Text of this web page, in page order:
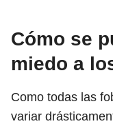
Cómo se
miedo a
Como todas las
variar